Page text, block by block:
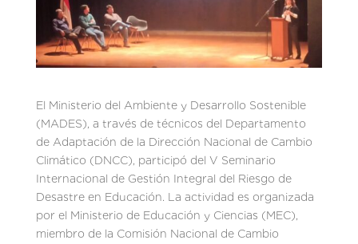
El Ministerio del Ambiente y Desarrollo Sostenible
(MADES), a través de técnicos del Departamento
de Adaptación de la Dirección Nacional de Cambio
Climático (DNCC), participó del V Seminario
Internacional de Gestión Integral del Riesgo de
Desastre en Educación. La actividad es organizada
por el Ministerio de Educación y Ciencias (MEC),
miembro de la Comisión Nacional de Cambio